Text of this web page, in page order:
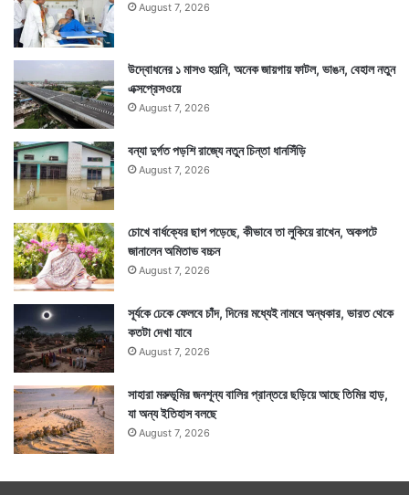
August 7, 2026
উদ্বোধনের ১ মাসও হয়নি, অনেক জায়গায় ফাটল, ভাঙন, বেহাল নতুন
এক্সপ্রেসওয়ে
August 7, 2026
বন্যা দুর্গত পড়শি রাজ্যে নতুন চিন্তা ধানসিঁড়ি
August 7, 2026
চোখে বার্ধক্যের ছাপ পড়েছে, কীভাবে তা লুকিয়ে রাখেন, অকপটে
জানালেন অমিতাভ বচ্চন
August 7, 2026
সূর্যকে ঢেকে ফেলবে চাঁদ, দিনের মধ্যেই নামবে অন্ধকার, ভারত থেকে
কতটা দেখা যাবে
August 7, 2026
সাহারা মরুভূমির জনশূন্য বালির প্রান্তরে ছড়িয়ে আছে তিমির হাড়,
যা অন্য ইতিহাস বলছে
August 7, 2026